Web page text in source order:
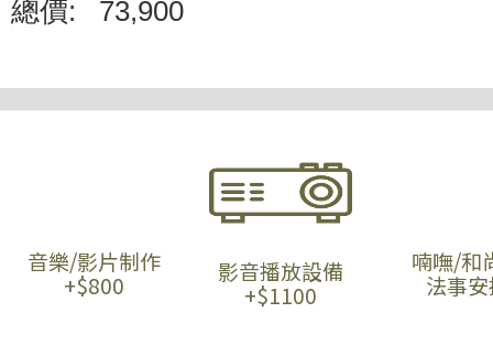
總價: 73,900
音樂/影片制作
+$800
影音播放設備
+$1100
喃嘸/和
法事